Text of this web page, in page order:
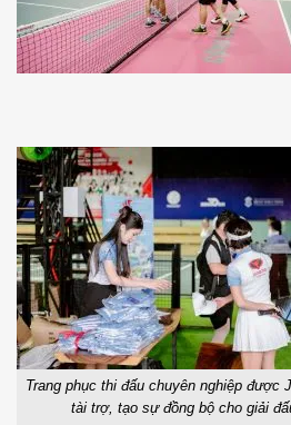
Trang phục thi đấu chuyên nghiệp được
tài trợ, tạo sự đồng bộ cho giải